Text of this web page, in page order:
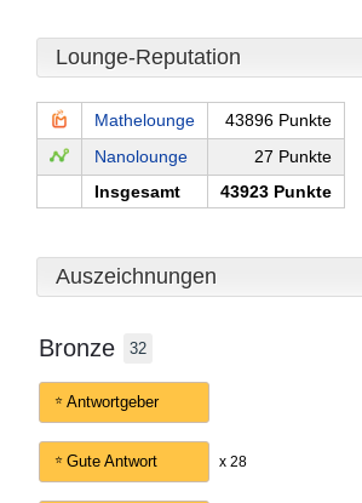
Lounge-Reputation
Mathelounge
43896 Punkte
Nanolounge
27 Punkte
Insgesamt
43923 Punkte
Auszeichnungen
Bronze 32
Antwortgeber
Gute Antwort x 28